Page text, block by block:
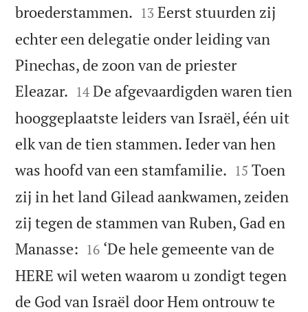
broederstammen. 

13 Eerst stuurden zij
echter een delegatie onder leiding van
Pinechas, de zoon van de priester
Eleazar. 

14 De afgevaardigden waren tien
hooggeplaatste leiders van Israël, één uit
elk van de tien stammen. Ieder van hen
was hoofd van een stamfamilie. 

15 Toen
zij in het land Gilead aankwamen, zeiden
zij tegen de stammen van Ruben, Gad en
Manasse: 

16 ‘De hele gemeente van de
HERE wil weten waarom u zondigt tegen
de God van Israël door Hem ontrouw te